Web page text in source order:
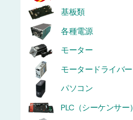
基板類
各種電源
モーター
モータードライバー
パソコン
PLC（シーケンサー）